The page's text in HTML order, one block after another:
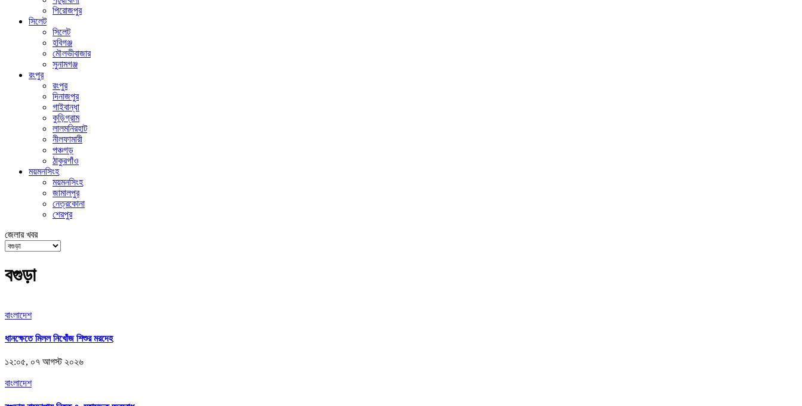
পিরোজপুর
সিলেট
সিলেট
হবিগঞ্জ
মৌলভীবাজার
সুনামগঞ্জ
রংপুর
রংপুর
দিনাজপুর
গাইবান্ধা
কুড়িগ্রাম
লালমনিরহাট
নীলফামারী
পঞ্চগড়
ঠাকুরগাঁও
ময়মনসিংহ
ময়মনসিংহ
জামালপুর
নেত্রকোনা
শেরপুর
জেলার খবর
বগুড়া
বাংলাদেশ
ধানক্ষেতে মিলল নিখোঁজ শিশুর মরদেহ
১২:০৫, ০৭ আগস্ট ২০২৬
বাংলাদেশ